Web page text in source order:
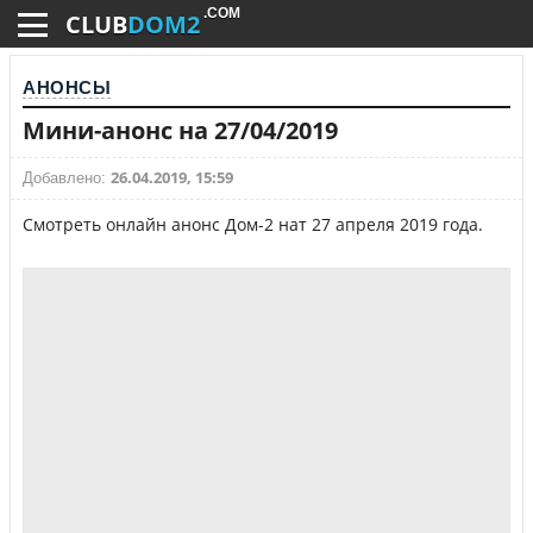
CLUBDOM2 .COM
АНОНСЫ
Мини-анонс на 27/04/2019
Добавлено: 26.04.2019, 15:59
Смотреть онлайн анонс Дом-2 нат 27 апреля 2019 года.